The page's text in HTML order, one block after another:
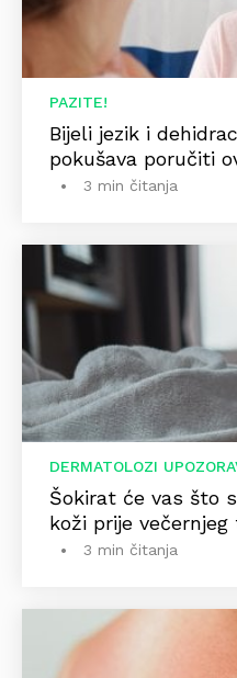
PAZITE!
Bijeli jezik i
pokušava poručiti
3 min čitanja
DERMATOLOZI
Šokirat će vas što
koži prije večernjeg
3 min čitanja